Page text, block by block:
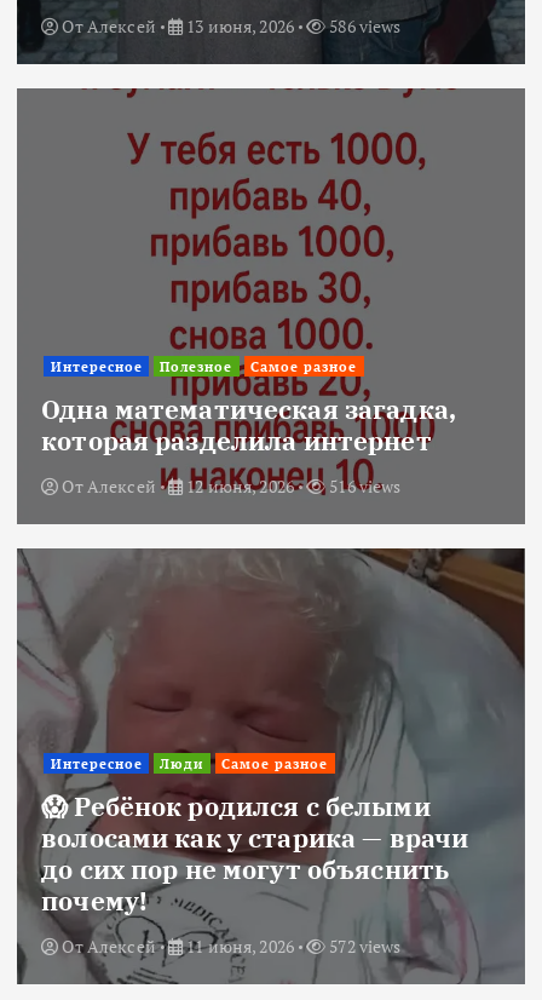
От Алексей 13 июня, 2026 586 views
Интересное Полезное Самое разное
Одна математическая загадка,
которая разделила интернет
От Алексей 12 июня, 2026 516 views
Интересное Люди Самое разное
😱 Ребёнок родился с белыми
волосами как у старика — врачи
до сих пор не могут объяснить
почему!
От Алексей 11 июня, 2026 572 views